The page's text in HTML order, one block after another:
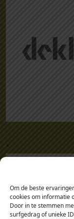
Om de beste
cookies om informatie
Door in te stemmen
surfgedrag of unieke
.